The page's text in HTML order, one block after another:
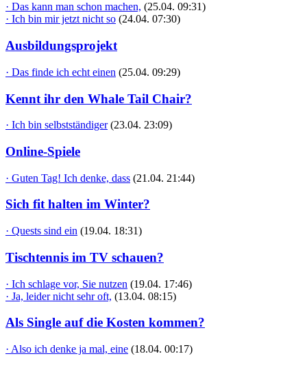
· Das kann man schon machen, (25.04. 09:31)
· Ich bin mir jetzt nicht so (24.04. 07:30)
Ausbildungsprojekt
· Das finde ich echt einen (25.04. 09:29)
Kennt ihr den Whale Tail Chair?
· Ich bin selbstständiger (23.04. 23:09)
Online-Spiele
· Guten Tag! Ich denke, dass (21.04. 21:44)
Sich fit halten im Winter?
· Quests sind ein (19.04. 18:31)
Tischtennis im TV schauen?
· Ich schlage vor, Sie nutzen (19.04. 17:46)
· Ja, leider nicht sehr oft, (13.04. 08:15)
Als Single auf die Kosten kommen?
· Also ich denke ja mal, eine (18.04. 00:17)